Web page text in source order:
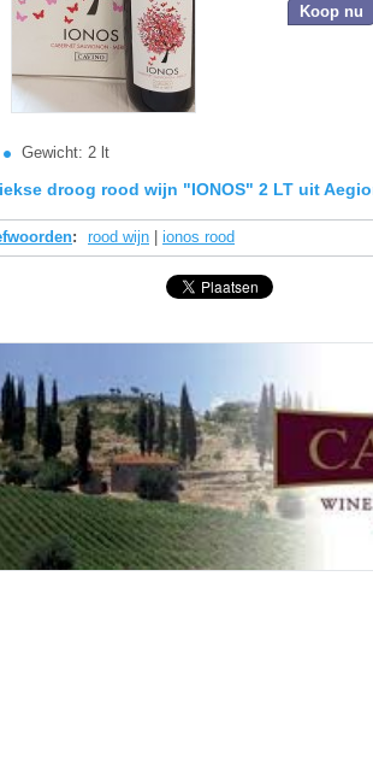
Gewicht: 2 lt
Koop nu
droog rood wijn "IONOS" 2 LT uit
: rood wijn ionos rood